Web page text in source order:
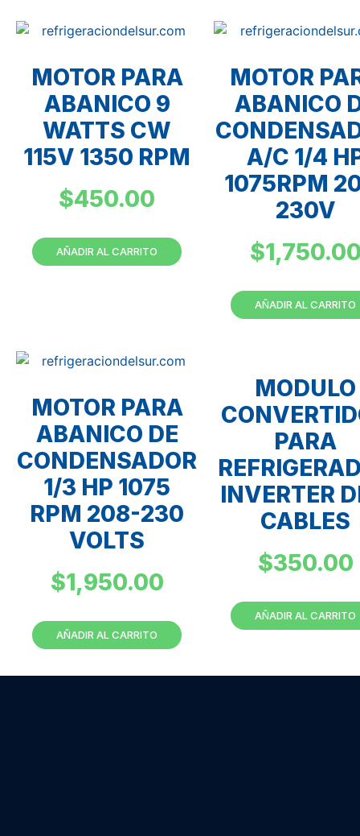
MOTOR PARA
ABANICO 9
WATTS CW
115V 1350 RPM
$450.00
AÑADIR AL CARRITO
MOTOR
ABANICO
A/C 1/4
1075RPM
230V
$
AÑADIR AL CARRITO
MOTOR PARA
ABANICO DE
CONDENSADOR
1/3 HP 1075
RPM 208-230
VOLTS
$1,950.00
AÑADIR AL CARRITO
MODULO
PARA
INVERTER
CABLES
$350.00
AÑADIR AL CARRITO